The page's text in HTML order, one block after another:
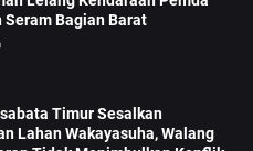
Seram Bagian Barat
Timur Sesalkan
Lahan Wakayasuha, Walang